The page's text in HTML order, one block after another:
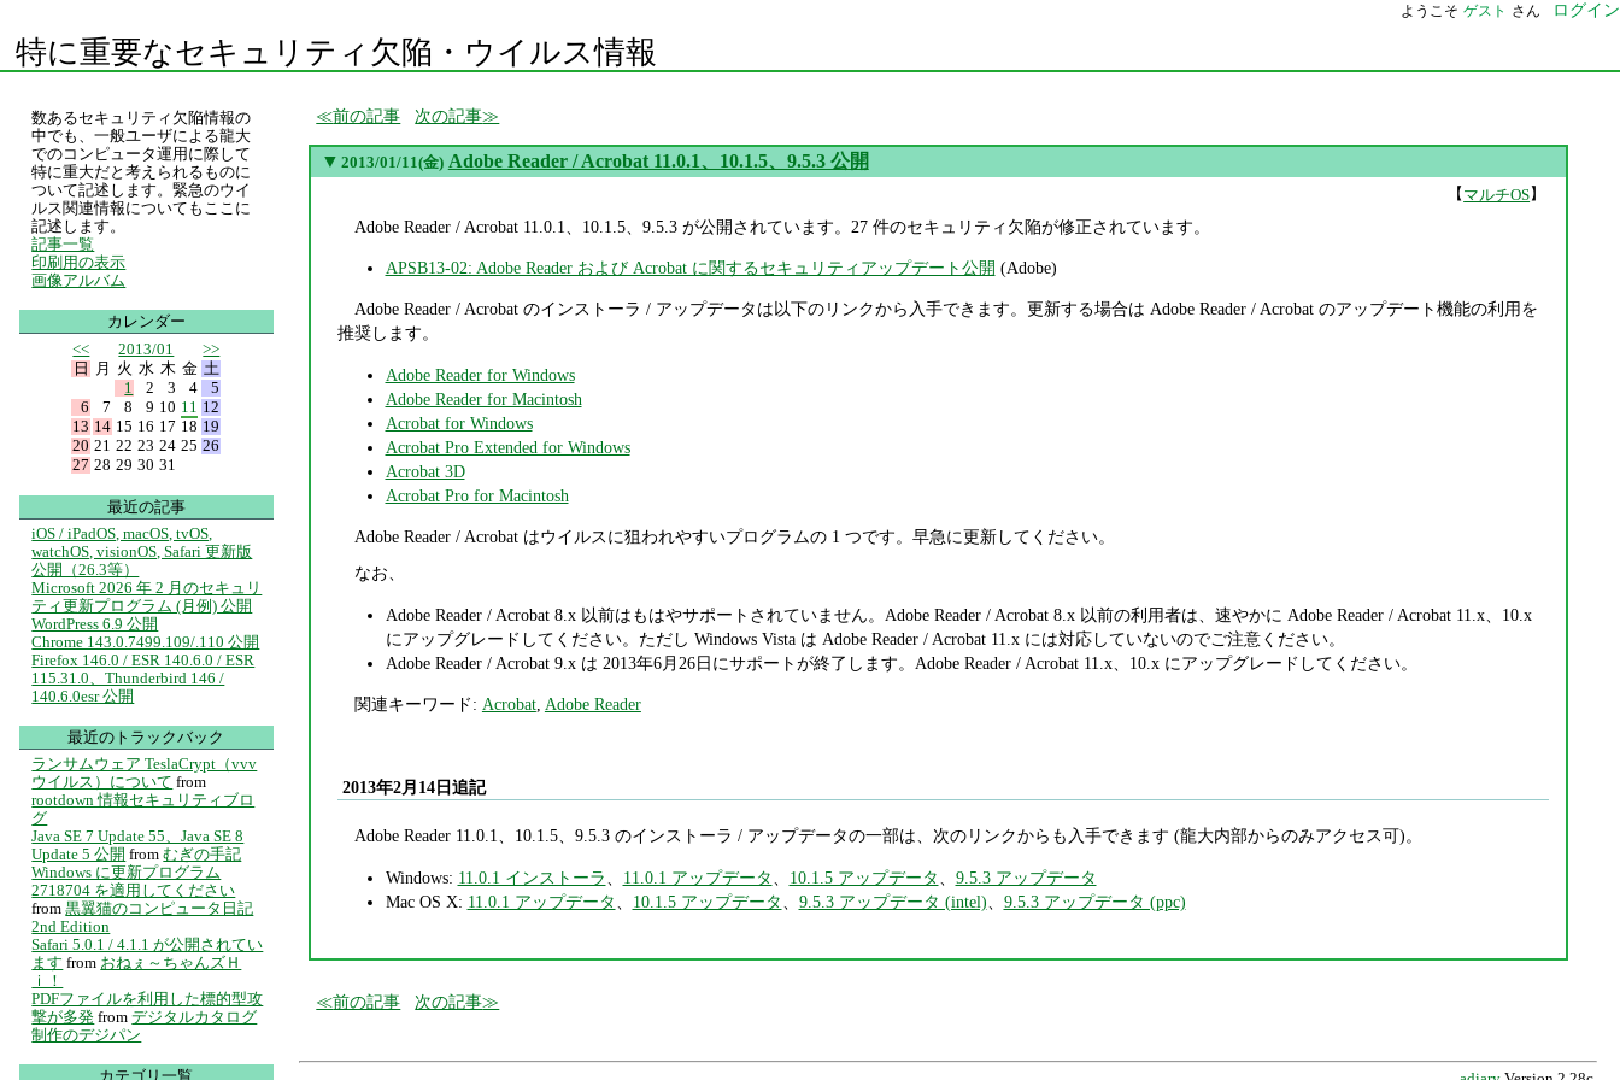
ようこそ ゲスト さん ログイン
特に重要なセキュリティ欠陥・ウイルス情報
前の記事 次の記事
▼ 2013/01/11(金) Adobe Reader / Acrobat 11.0.1、10.1.5、9.5.3 公開
【マルチOS】
Adobe Reader / Acrobat 11.0.1、10.1.5、9.5.3 が公開されています。27 件のセキュリティ欠陥が修正されています。
APSB13-02: Adobe Reader および Acrobat に関するセキュリティアップデート公開 (Adobe)
Adobe Reader / Acrobat のインストーラ / アップデータは以下のリンクから入手できます。更新する場合は Adobe Reader / Acrobat のアップデート機能の利用を
推奨します。
Adobe Reader for Windows
Adobe Reader for Macintosh
Acrobat for Windows
Acrobat Pro Extended for Windows
Acrobat 3D
Acrobat Pro for Macintosh
Adobe Reader / Acrobat はウイルスに狙われやすいプログラムの 1 つです。早急に更新してください。
なお、
Adobe Reader / Acrobat 8.x 以前はもはやサポートされていません。Adobe Reader / Acrobat 8.x 以前の利用者は、速やかに Adobe Reader / Acrobat 11.x、10.x
にアップグレードしてください。ただし Windows Vista は Adobe Reader / Acrobat 11.x には対応していないのでご注意ください。
Adobe Reader / Acrobat 9.x は 2013年6月26日にサポートが終了します。Adobe Reader / Acrobat 11.x、10.x にアップグレードしてください。
関連キーワード: Acrobat, Adobe Reader
2013年2月14日追記
Adobe Reader 11.0.1、10.1.5、9.5.3 のインストーラ / アップデータの一部は、次のリンクからも入手できます (龍大内部からのみアクセス可)。
Windows: 11.0.1 インストーラ 11.0.1 アップデータ 10.1.5 アップデータ
9.5.3 アップデータ
Mac OS X: 11.0.1 アップデータ 10.1.5 アップデータ 9.5.3 アップデータ (intel) 9.5.3 アップデータ (ppc)
前の記事 次の記事
数あるセキュリティ欠陥情報の
中でも、一般ユーザによる龍大
でのコンピュータ運用に際して
特に重大だと考えられるものに
ついて記述します。緊急のウイ
ルス関連情報についてもここに
記述します。
記事一覧
印刷用の表示
画像アルバム
カレンダー
<<
2013/01
>>
日
月 火 水 木 金 土
1
2 3 4
5
6
7 8 9 10 11 12
13 14 15 16 17 18 19
20 21 22 23 24 25 26
27 28 29 30 31
最近の記事
iOS / iPadOS, macOS, tvOS,
watchOS, visionOS, Safari 更新版
公開（26.3等）
Microsoft 2026 年 2 月のセキュリ
ティ更新プログラム (月例) 公開
WordPress 6.9 公開
Chrome 143.0.7499.109/.110 公開
Firefox 146.0 / ESR 140.6.0 / ESR
115.31.0、Thunderbird 146 /
140.6.0esr 公開
最近のトラックバック
ランサムウェア TeslaCrypt（vvv
ウイルス）について from
rootdown 情報セキュリティブロ
グ
Java SE 7 Update 55、Java SE 8
Update 5 公開 from むぎの手記
Windows に更新プログラム
2718704 を適用してください
from 黒翼猫のコンピュータ日記
2nd Edition
Safari 5.0.1 / 4.1.1 が公開されてい
ます from おねぇ～ちゃんズＨ
ｉ！
PDFファイルを利用した標的型攻
撃が多発 from デジタルカタログ
制作のデジパン
カテゴリ一覧